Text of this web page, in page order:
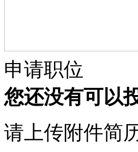
申请职位
您还没有可以
请上传附件简